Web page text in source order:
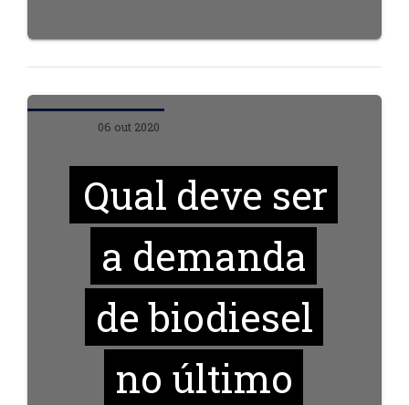
06 out 2020
Qual deve ser
a demanda
de biodiesel
no último